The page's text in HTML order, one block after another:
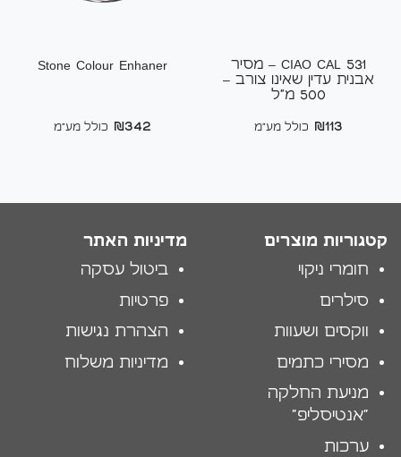
531 CIAO CAL – מסיר
אבנית עדין שאינו צורב –
500 מ"ל
₪113 כולל מע"מ
Stone Colour Enhaner
₪342 כולל מע"מ
קטגוריות מוצרים
חומרי ניקוי
סילרים
ווקסים ושעוות
מסירי כתמים
מניעת החלקה
"אנטיסליפ"
ערכות
מדיניות האתר
ביטול עסקה
פרטיות
הצהרת נגישות
מדיניות משלוח